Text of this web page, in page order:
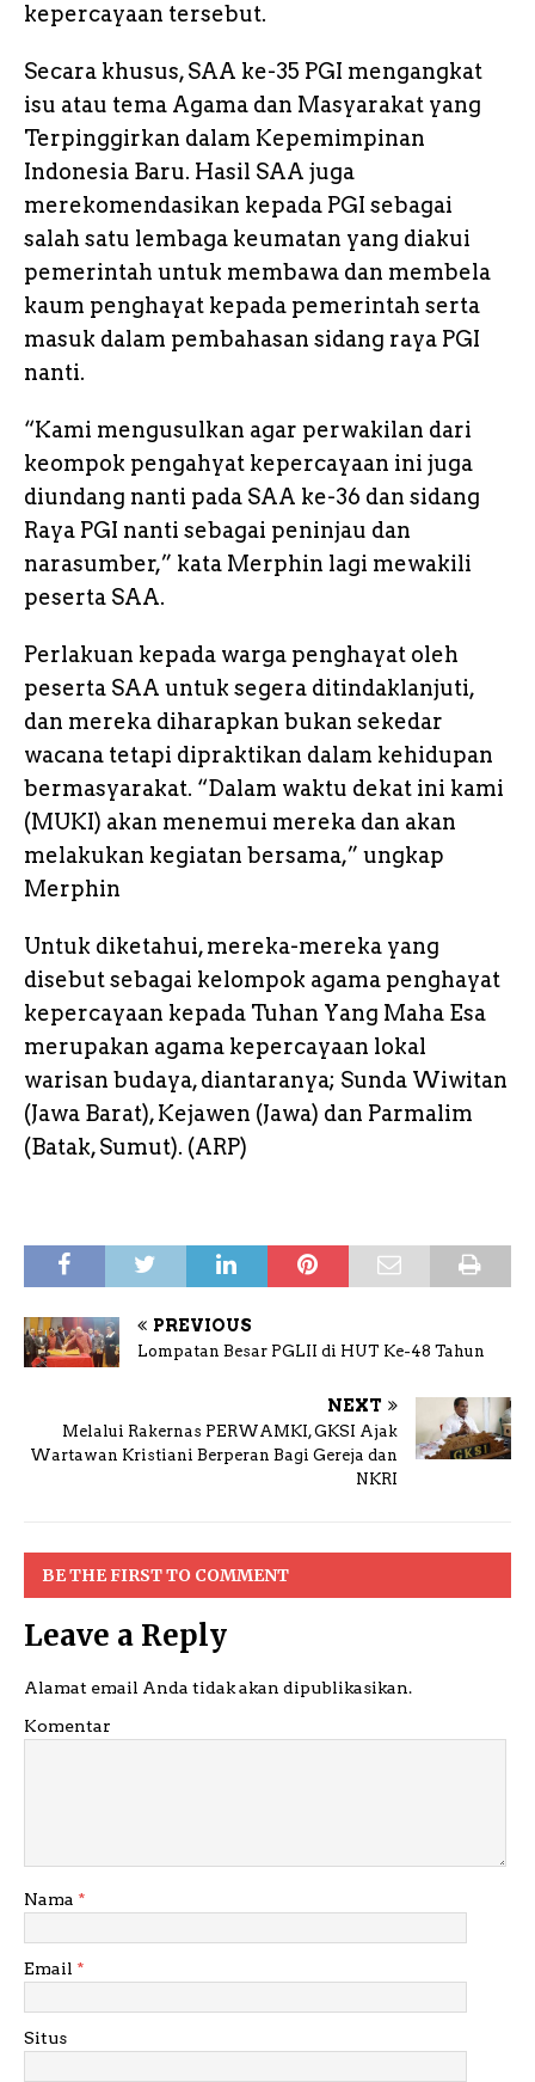
kepercayaan tersebut.
Secara khusus, SAA ke-35 PGI mengangkat
isu atau tema Agama dan Masyarakat yang
Terpinggirkan dalam Kepemimpinan
Indonesia Baru. Hasil SAA juga
merekomendasikan kepada PGI sebagai
salah satu lembaga keumatan yang diakui
pemerintah untuk membawa dan membela
kaum penghayat kepada pemerintah serta
masuk dalam pembahasan sidang raya PGI
nanti.
“Kami mengusulkan agar perwakilan dari
keompok pengahyat kepercayaan ini juga
diundang nanti pada SAA ke-36 dan sidang
Raya PGI nanti sebagai peninjau dan
narasumber,” kata Merphin lagi mewakili
peserta SAA.
Perlakuan kepada warga penghayat oleh
peserta SAA untuk segera ditindaklanjuti,
dan mereka diharapkan bukan sekedar
wacana tetapi dipraktikan dalam kehidupan
bermasyarakat. “Dalam waktu dekat ini kami
(MUKI) akan menemui mereka dan akan
melakukan kegiatan bersama,” ungkap
Merphin
Untuk diketahui, mereka-mereka yang
disebut sebagai kelompok agama penghayat
kepercayaan kepada Tuhan Yang Maha Esa
merupakan agama kepercayaan lokal
warisan budaya, diantaranya; Sunda Wiwitan
(Jawa Barat), Kejawen (Jawa) dan Parmalim
(Batak, Sumut). (ARP)
PREVIOUS
Lompatan Besar PGLII di HUT Ke-48 Tahun
NEXT
Melalui Rakernas PERWAMKI, GKSI Ajak
Wartawan Kristiani Berperan Bagi Gereja dan
NKRI
BE THE FIRST TO COMMENT
Leave a Reply
Alamat email Anda tidak akan dipublikasikan.
Komentar
Nama *
Email *
Situs